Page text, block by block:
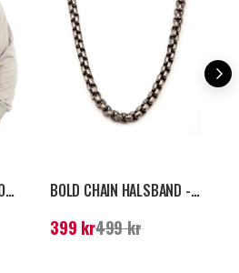
REBEL ROCKY LOGO HOODIE - BEIGE
BOLD CHAIN HALSBAND - BRONS
Nuvarande pris:399
399 kr499 kr